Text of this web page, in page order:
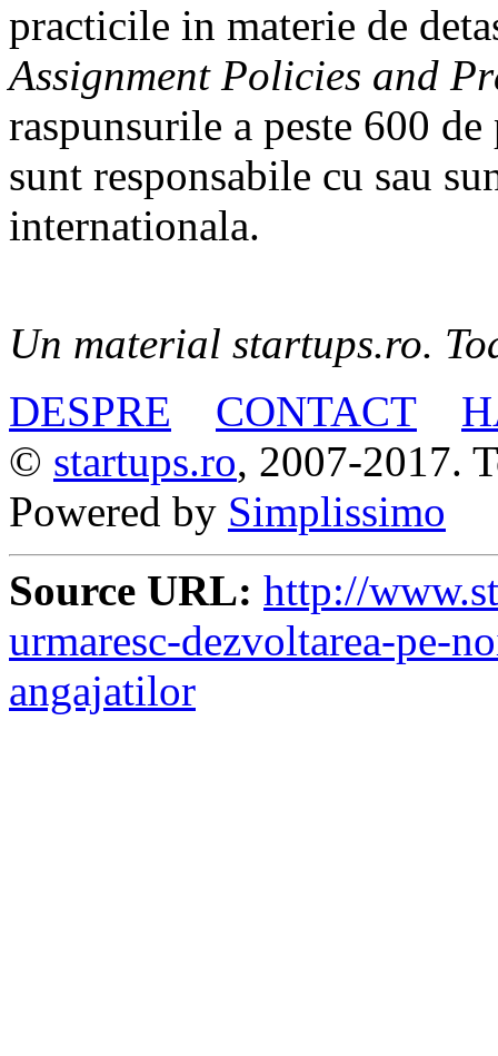
practicile in materie de
Assignment Policies and
raspunsurile a peste 600
sunt responsabile cu sau
internationala.
Un material startups.ro.
DESPRE
CONTACT
© startups.ro, 2007-2017.
Powered by Simplissimo
Source URL: http://
urmaresc-dezvoltarea-pe-
angajatilor